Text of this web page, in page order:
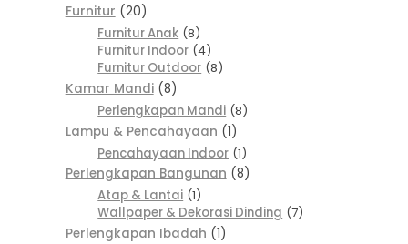
Furnitur
20
Furnitur Anak 8
Furnitur Indoor 4
Furnitur Outdoor 8
Kamar Mandi 8
Perlengkapan Mandi 8
Lampu & Pencahayaan
1
Pencahayaan Indoor 1
Perlengkapan Bangunan
8
Atap & Lantai 1
Wallpaper & Dekorasi Dinding 7
Perlengkapan Ibadah
1